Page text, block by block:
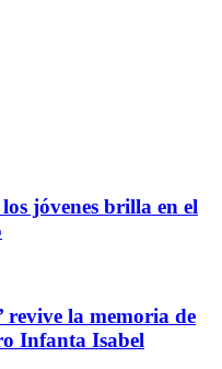
jóvenes brilla en el
revive la memoria de
Infanta Isabel